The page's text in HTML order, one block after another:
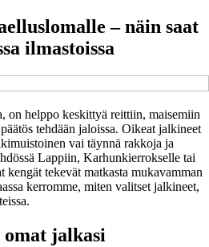
– näin saat
ilmastoissa
on helppo keskittyä reittiin, maisemiin
tehdään jaloissa. Oikeat jalkineet
vai täynnä rakkoja ja
Lappiin, Karhunkierrokselle tai
kengät tekevät matkasta mukavamman
kerromme, miten valitset jalkineet,
omat jalkasi